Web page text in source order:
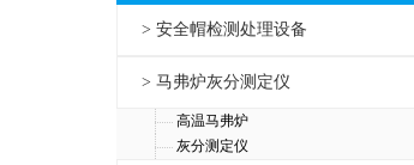
> 安全帽检测处理设备
> 马弗炉灰分测定仪
高温马弗炉
灰分测定仪